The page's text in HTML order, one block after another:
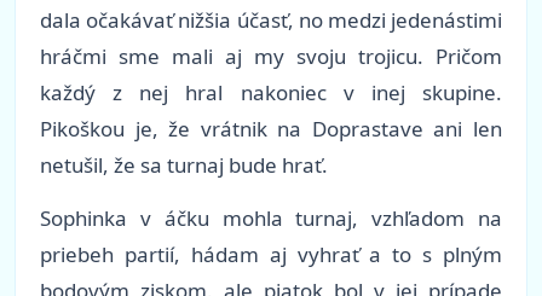
dala očakávať nižšia účasť, no medzi jedenástimi
hráčmi sme mali aj my svoju trojicu. Pričom
každý z nej hral nakoniec v inej skupine.
Pikoškou je, že vrátnik na Doprastave ani len
netušil, že sa turnaj bude hrať.
Sophinka v áčku mohla turnaj, vzhľadom na
priebeh partií, hádam aj vyhrať a to s plným